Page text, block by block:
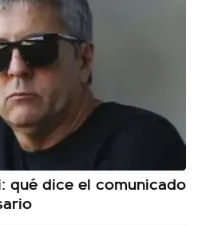
qué dice el comunicado